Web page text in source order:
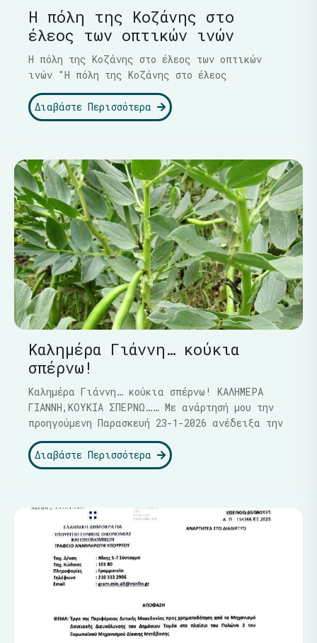
Η πόλη της Κοζάνης στο
έλεος των οπτικών ινών
Η πόλη της Κοζάνης στο έλεος των οπτικών
ινών "Η πόλη της Κοζάνης στο έλεος
Διαβάστε Περισσότερα
Καλημέρα Γιάννη… κούκια
σπέρνω!
Καλημέρα Γιάννη… κούκια σπέρνω! ΚΑΛΗΜΕΡΑ
ΓΙΑΝΝΗ,ΚΟΥΚΙΑ ΣΠΕΡΝΩ…… Με ανάρτησή μου την
προηγούμενη Παρασκευή 23-1-2026 ανέδειξα την
Διαβάστε Περισσότερα